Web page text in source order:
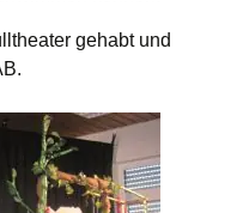
gehabt und